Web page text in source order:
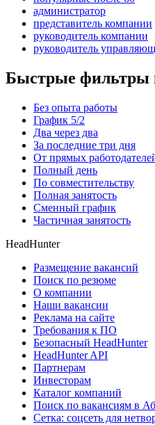
администратор
представитель компании
руководитель компании
руководитель
Быстрые фильтры
Без опыта работы
График 5/2
Два через два
За последние три дня
От прямых
Полный день
По совместительству
Полная занятость
Сменный график
Частичная занятость
HeadHunter
Размещение вакансий
Поиск по резюме
О компании
Наши вакансии
Реклама на сайте
Требования к ПО
Безопасный HeadHunter
HeadHunter API
Партнерам
Инвесторам
Каталог компаний
Поиск по вакансиям в
Сетка: соцсеть для